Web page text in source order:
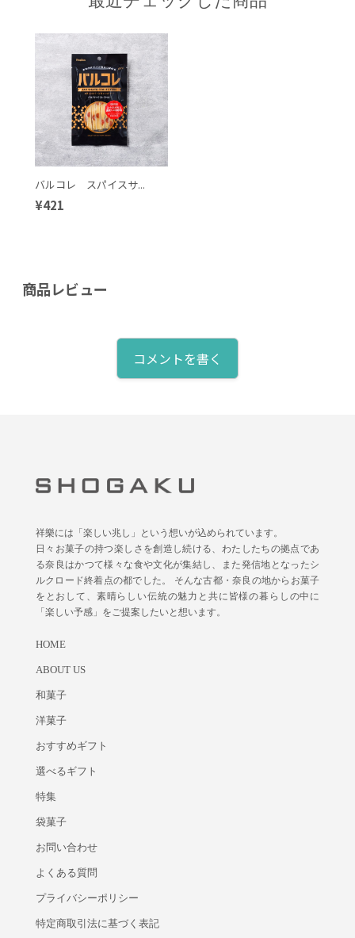
バルコレ スパイスサ...
¥421
商品レビュー
コメントを書く
祥樂には「楽しい兆し」という想いが込められています。
日々お菓子の持つ楽しさを創造し続ける、わたしたちの拠点であ
る奈良はかつて様々な食や文化が集結し、また発信地となったシ
ルクロード終着点の都でした。 そんな古都・奈良の地からお菓子
をとおして、素晴らしい伝統の魅力と共に皆様の暮らしの中に
「楽しい予感」をご提案したいと想います。
HOME
ABOUT US
和菓子
洋菓子
おすすめギフト
選べるギフト
特集
袋菓子
お問い合わせ
よくある質問
プライバシーポリシー
特定商取引法に基づく表記